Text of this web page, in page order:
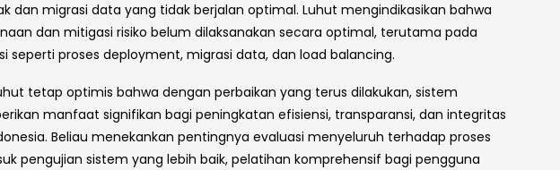
dan migrasi data yang tidak berjalan optimal. Luhut mengindikasikan bahwa
dan mitigasi risiko belum dilaksanakan secara optimal, terutama pada
seperti proses deployment, migrasi data, dan load balancing.
tetap optimis bahwa dengan perbaikan yang terus dilakukan, sistem
manfaat signifikan bagi peningkatan efisiensi, transparansi, dan integritas
Beliau menekankan pentingnya evaluasi menyeluruh terhadap proses
pengujian sistem yang lebih baik, pelatihan komprehensif bagi pengguna